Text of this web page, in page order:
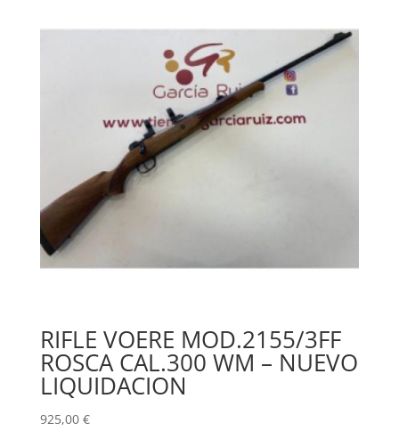
RIFLE VOERE MOD.2155/3FF
ROSCA CAL.300 WM – NUEVO
LIQUIDACION
925,00 €